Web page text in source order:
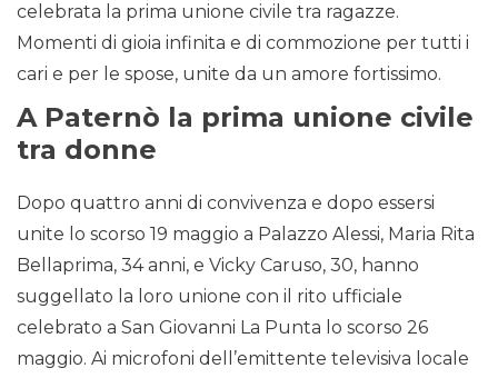
celebrata la prima unione civile tra ragazze.
Momenti di gioia infinita e di commozione per tutti i
cari e per le spose, unite da un amore fortissimo.
A Paternò la prima unione civile
tra donne
Dopo quattro anni di convivenza e dopo essersi
unite lo scorso 19 maggio a Palazzo Alessi, Maria Rita
Bellaprima, 34 anni, e Vicky Caruso, 30, hanno
suggellato la loro unione con il rito ufficiale
celebrato a San Giovanni La Punta lo scorso 26
maggio. Ai microfoni dell’emittente televisiva locale